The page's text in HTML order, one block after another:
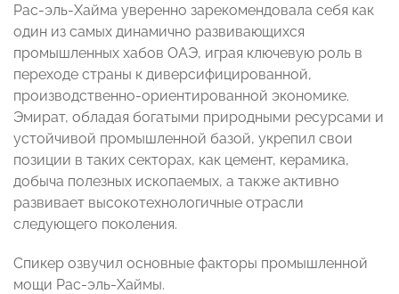
Рас-эль-Хайма уверенно зарекомендовала себя как
один из самых динамично развивающихся
промышленных хабов ОАЭ, играя ключевую роль в
переходе страны к диверсифицированной,
производственно-ориентированной экономике.
Эмират, обладая богатыми природными ресурсами и
устойчивой промышленной базой, укрепил свои
позиции в таких секторах, как цемент, керамика,
добыча полезных ископаемых, а также активно
развивает высокотехнологичные отрасли
следующего поколения.
Спикер озвучил основные факторы промышленной
мощи Рас-эль-Хаймы.